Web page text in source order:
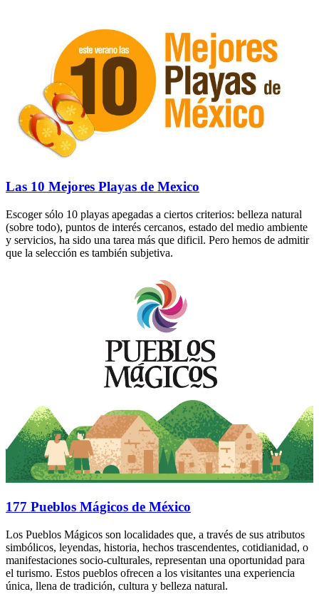
Las 10 Mejores Playas de Mexico
Escoger sólo 10 playas apegadas a ciertos criterios: belleza natural
(sobre todo), puntos de interés cercanos, estado del medio ambiente
y servicios, ha sido una tarea más que dificil. Pero hemos de admitir
que la selección es también subjetiva.
177 Pueblos Mágicos de México
Los Pueblos Mágicos son localidades que, a través de sus atributos
simbólicos, leyendas, historia, hechos trascendentes, cotidianidad, o
manifestaciones socio-culturales, representan una oportunidad para
el turismo. Estos pueblos ofrecen a los visitantes una experiencia
única, llena de tradición, cultura y belleza natural.